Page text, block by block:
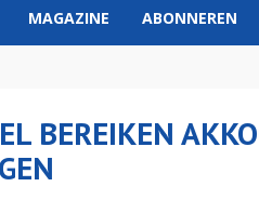
MAGAZINE ABONNEREN
BEREIKEN